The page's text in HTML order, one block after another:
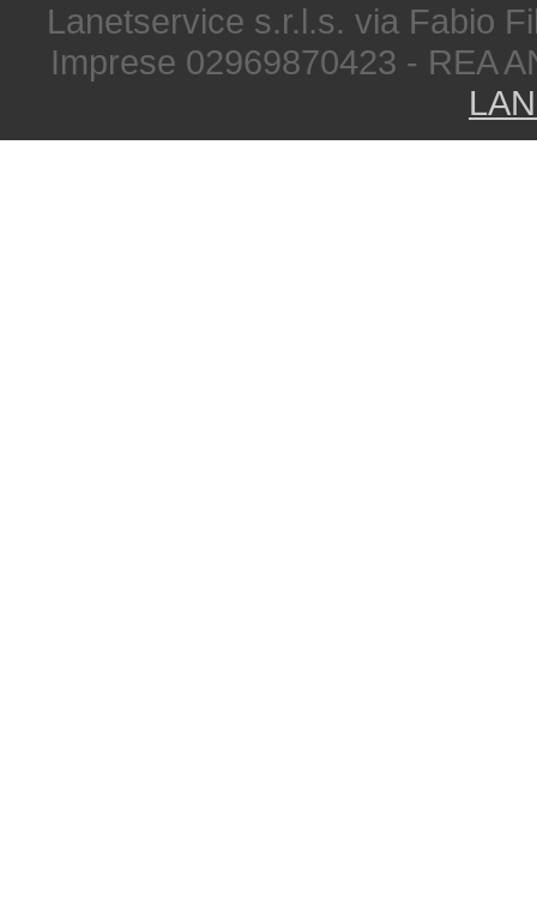
Lanetservice s.r.l.s. via Fabio
Imprese 02969870423 - REA